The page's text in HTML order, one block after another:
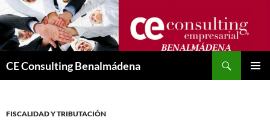
Saltar
al
contenido
CE Consulting Benalmádena
FISCALIDAD Y TRIBUTACIÓN